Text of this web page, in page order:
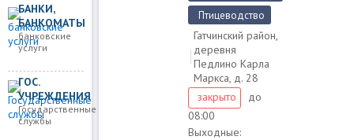
БАНКИ,
БАНКОМАТЫ
банковские
услуги
ГОС.
УЧРЕЖДЕНИЯ
Государственные
службы
Птицеводство
Гатчинский район,
деревня
Педлино Карла
Маркса, д. 28
закрыто
до
08:00
Выходные: